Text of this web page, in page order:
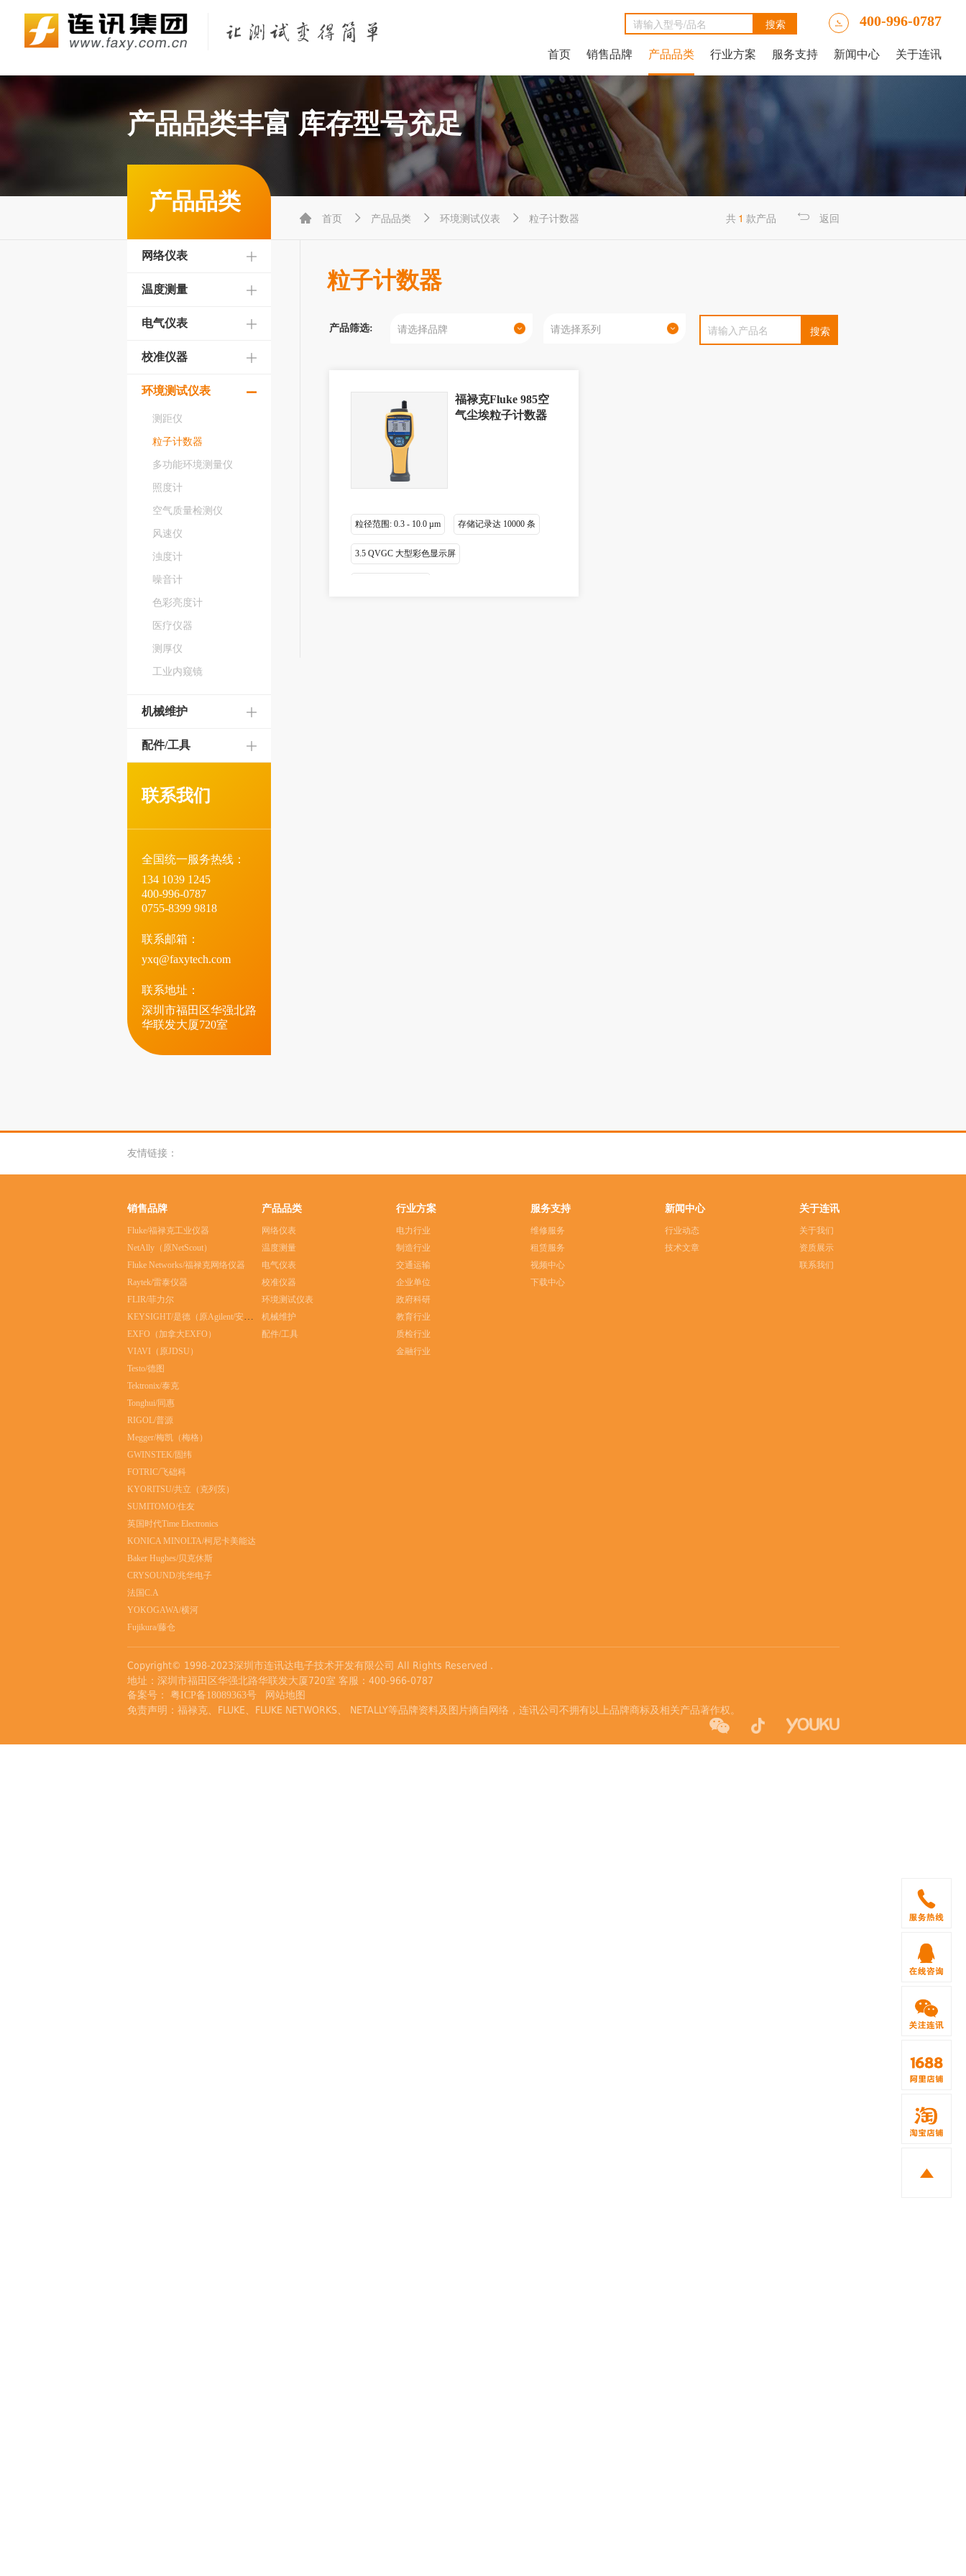
400-996-0787
首页 销售品牌 产品品类 行业方案 服务支持 新闻中心 关于连讯
产品品类丰富 库存型号充足
 首页  产品品类  环境测试仪表  粒子计数器 共 1 款产品 返回
产品品类
网络仪表
温度测量
电气仪表
校准仪器
环境测试仪表
测距仪
粒子计数器
多功能环境测量仪
照度计
空气质量检测仪
风速仪
浊度计
噪音计
色彩亮度计
医疗仪器
测厚仪
工业内窥镜
机械维护
配件/工具
联系我们
全国统一服务热线：
134 1039 1245
400-996-0787
0755-8399 9818
联系邮箱：
yxq@faxytech.com
联系地址：
深圳市福田区华强北路
华联发大厦720室
粒子计数器
产品筛选:
福禄克Fluke 985空
气尘埃粒子计数器
粒径范围: 0.3 - 10.0 µm 存储记录达 10000 条
3.5 QVGC 大型彩色显示屏
友情链接：
销售品牌
Fluke/福禄克工业仪器
NetAlly（原NetScout）
Fluke Networks/福禄克网络仪器
Raytek/雷泰仪器
FLIR/菲力尔
KEYSIGHT/是德（原Agilent/安捷伦）
EXFO（加拿大EXFO）
VIAVI（原JDSU）
Testo/德图
Tektronix/泰克
Tonghui/同惠
RIGOL/普源
Megger/梅凯（梅格）
GWINSTEK/固纬
FOTRIC/飞础科
KYORITSU/共立（克列茨）
SUMITOMO/住友
英国时代Time Electronics
KONICA MINOLTA/柯尼卡美能达
Baker Hughes/贝克休斯
CRYSOUND/兆华电子
法国C.A
YOKOGAWA/横河
Fujikura/藤仓
产品品类
网络仪表
温度测量
电气仪表
校准仪器
环境测试仪表
机械维护
配件/工具
行业方案
电力行业
制造行业
交通运输
企业单位
政府科研
教育行业
质检行业
金融行业
服务支持
维修服务
租赁服务
视频中心
下载中心
新闻中心
行业动态
技术文章
关于连讯
关于我们
资质展示
联系我们
Copyright© 1998-2023深圳市连讯达电子技术开发有限公司 All Rights Reserved .
地址：深圳市福田区华强北路华联发大厦720室 客服：400-966-0787
备案号： 粤ICP备18089363号 网站地图
免责声明：福禄克、FLUKE、FLUKE NETWORKS、 NETALLY等品牌资料及图片摘自网络，连讯公司不拥有以上品牌商标及相关产品著作权。